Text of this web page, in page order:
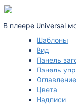
В плеере Universal
Шаблоны
Вид
Панель
Панель
Оглавление
Цвета
Надписи